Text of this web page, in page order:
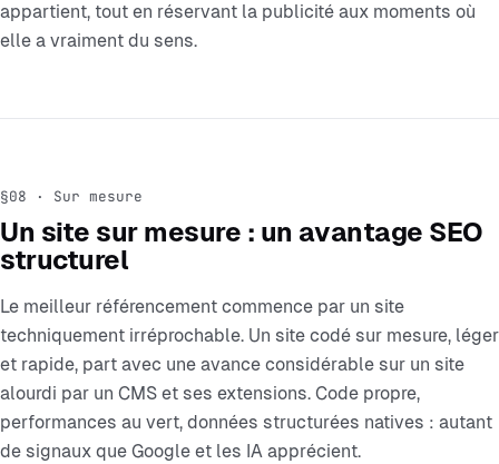
appartient, tout en réservant la publicité aux moments où
elle a vraiment du sens.
§08 · Sur mesure
Un site sur mesure : un avantage SEO
structurel
Le meilleur référencement commence par un site
techniquement irréprochable. Un site codé sur mesure, léger
et rapide, part avec une avance considérable sur un site
alourdi par un CMS et ses extensions. Code propre,
performances au vert, données structurées natives : autant
de signaux que Google et les IA apprécient.